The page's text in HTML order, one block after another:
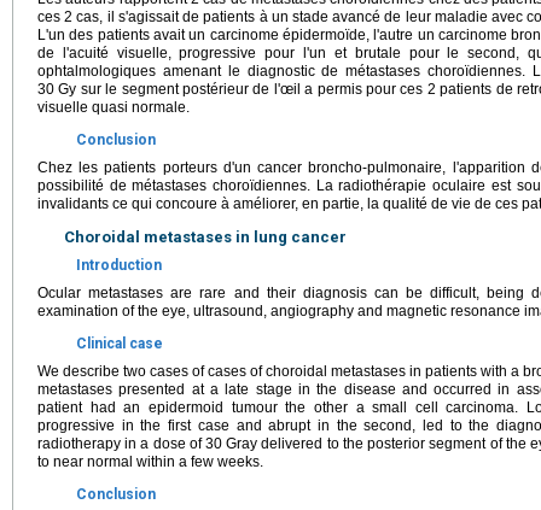
ces 2 cas, il s'agissait de patients à un stade avancé de leur maladie avec
L'un des patients avait un carcinome épidermoïde, l'autre un carcinome
de l'acuité visuelle, progressive pour l'un et brutale pour le second,
ophtalmologiques amenant le diagnostic de métastases choroïdiennes.
30 Gy sur le segment postérieur de l'œil a permis pour ces 2 patients de
visuelle quasi normale.
Conclusion
Chez les patients porteurs d'un cancer broncho-pulmonaire, l'apparition
possibilité de métastases choroïdiennes. La radiothérapie oculaire est
invalidants ce qui concoure à améliorer, en partie, la qualité de vie de ces
Choroidal metastases in lung cancer
Introduction
Ocular metastases are rare and their diagnosis can be difficult, being
examination of the eye, ultrasound, angiography and magnetic resonance
Clinical case
We describe two cases of cases of choroidal metastases in patients with a
metastases presented at a late stage in the disease and occurred in
patient had an epidermoid tumour the other a small cell carcinoma.
progressive in the first case and abrupt in the second, led to the
radiotherapy in a dose of 30 Gray delivered to the posterior segment of the
to near normal within a few weeks.
Conclusion